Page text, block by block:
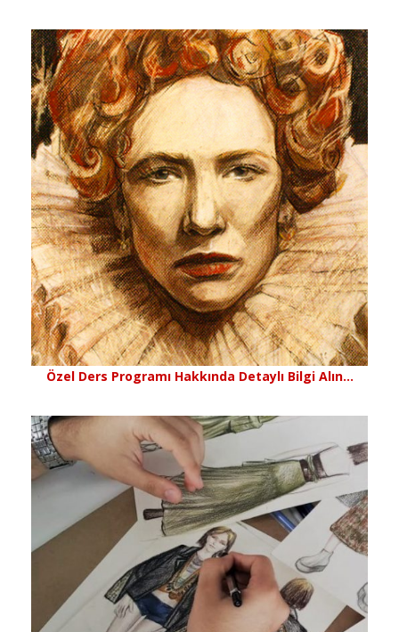
Özel Ders Programı Hakkında Detaylı Bilgi Alın…